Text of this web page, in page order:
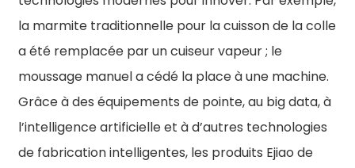
la marmite traditionnelle pour la cuisson de la colle
a été remplacée par un cuiseur vapeur ; le
moussage manuel a cédé la place à une machine.
Grâce à des équipements de pointe, au big data, à
l’intelligence artificielle et à d’autres technologies
de fabrication intelligentes, les produits Ejiao de